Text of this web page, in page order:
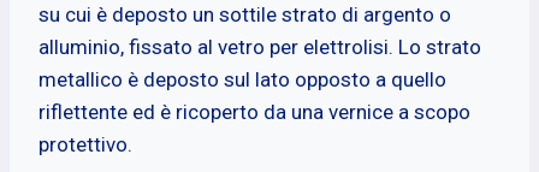
su cui è deposto un sottile strato di argento o
alluminio, fissato al vetro per elettrolisi. Lo strato
metallico è deposto sul lato opposto a quello
riflettente ed è ricoperto da una vernice a scopo
protettivo.